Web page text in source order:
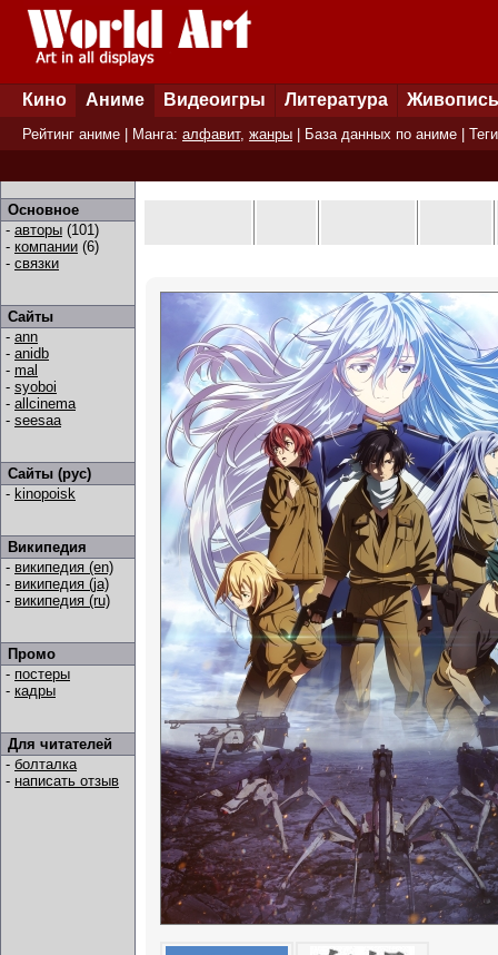
Кино Аниме Видеоигры Литература Живопись
Рейтинг аниме | Манга: алфавит, жанры База данных по аниме Теги
Основное
- авторы (101)
- компании (6)
- связки
Сайты
- ann
- anidb
- mal
- syoboi
- allcinema
- seesaa
Сайты (рус)
- kinopoisk
Википедия
- википедия (en)
- википедия (ja)
- википедия (ru)
Промо
- постеры
- кадры
Для читателей
- болталка
- написать отзыв